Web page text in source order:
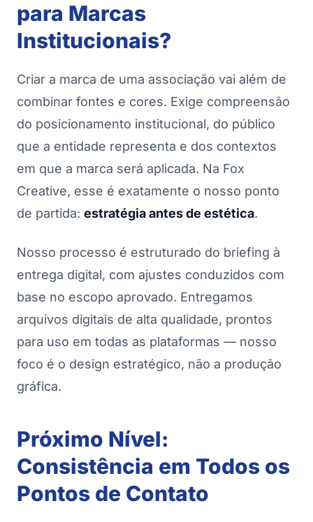
para Marcas
Institucionais?
Criar a marca de uma associação vai além de
combinar fontes e cores. Exige compreensão
do posicionamento institucional, do público
que a entidade representa e dos contextos
em que a marca será aplicada. Na Fox
Creative, esse é exatamente o nosso ponto
de partida: estratégia antes de estética.
Nosso processo é estruturado do briefing à
entrega digital, com ajustes conduzidos com
base no escopo aprovado. Entregamos
arquivos digitais de alta qualidade, prontos
para uso em todas as plataformas — nosso
foco é o design estratégico, não a produção
gráfica.
Próximo Nível:
Consistência em Todos os
Pontos de Contato